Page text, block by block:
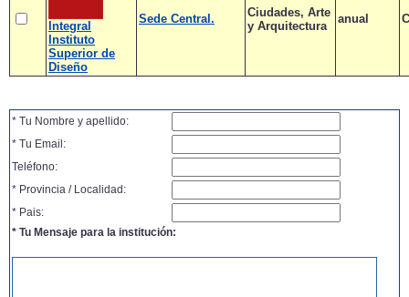
Integral
Instituto
Superior de
Diseño
Sede Central.
Ciudades, Arte
y Arquitectura
anual
* Tu Nombre y apellido:
* Tu Email:
Teléfono:
* Provincia / Localidad:
* Pais:
* Tu Mensaje para la institución: